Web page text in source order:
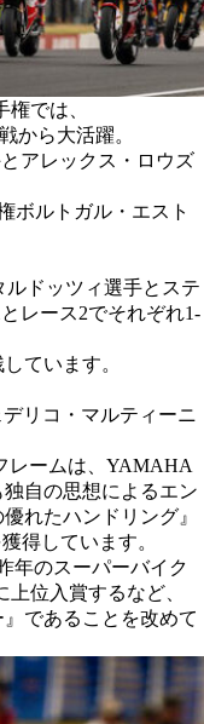
では、
から大活躍。
アレックス・ロウズ
ボルトガル・エスト
ルドッツィ選手とステ
レース2でそれぞれ1-
ています。
リコ・マルティーニ
レームは、YAMAHA
自の思想によるエン
れたハンドリング』
得しています。
年のスーパーバイク
位入賞するなど、
であることを改めて